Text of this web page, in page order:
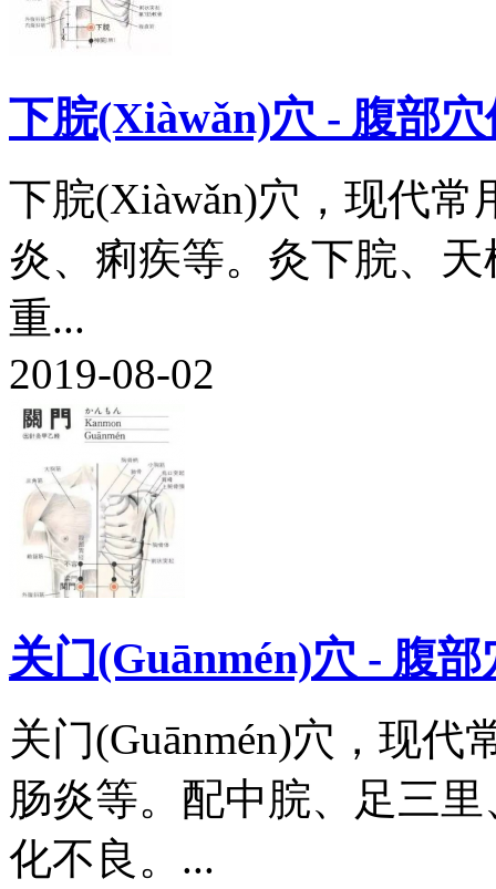
下脘(Xiàwǎn)穴 - 腹部穴
下脘(Xiàwǎn)穴，现代
炎、痢疾等。灸下脘、
重...
2019-08-02
关门(Guānmén)穴 - 腹部
关门(Guānmén)穴，现
肠炎等。配中脘、足三
化不良。...